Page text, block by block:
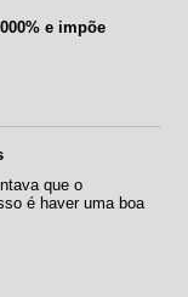
e impõe
que o
é haver uma boa